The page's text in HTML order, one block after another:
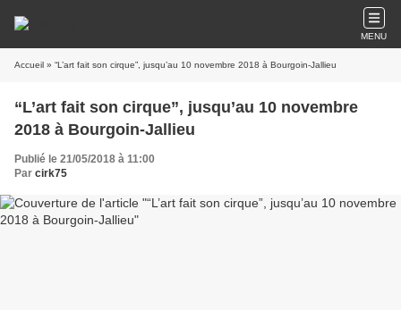
MENU
Accueil » “L’art fait son cirque”, jusqu’au 10 novembre 2018 à Bourgoin-Jallieu
“L’art fait son cirque”, jusqu’au 10 novembre
2018 à Bourgoin-Jallieu
Publié le 21/05/2018 à 11:00
Par cirk75